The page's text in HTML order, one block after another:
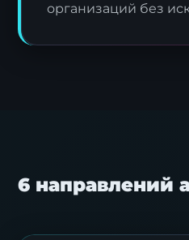
организаций без
6 направлений